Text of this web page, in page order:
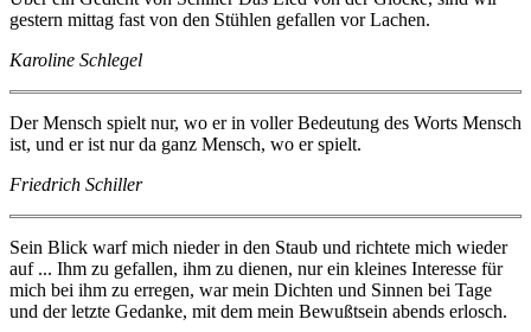
gestern mittag fast von den Stühlen gefallen vor Lachen.
Karoline Schlegel
Der Mensch spielt nur, wo er in voller Bedeutung des Worts Mensch
ist, und er ist nur da ganz Mensch, wo er spielt.
Friedrich Schiller
Sein Blick warf mich nieder in den Staub und richtete mich wieder
auf ... Ihm zu gefallen, ihm zu dienen, nur ein kleines Interesse für
mich bei ihm zu erregen, war mein Dichten und Sinnen bei Tage
und der letzte Gedanke, mit dem mein Bewußtsein abends erlosch.